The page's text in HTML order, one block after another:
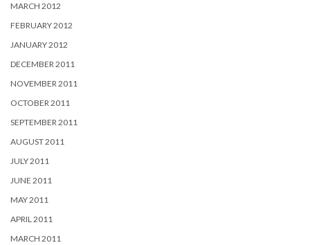
MARCH 2012
FEBRUARY 2012
JANUARY 2012
DECEMBER 2011
NOVEMBER 2011
OCTOBER 2011
SEPTEMBER 2011
AUGUST 2011
JULY 2011
JUNE 2011
MAY 2011
APRIL 2011
MARCH 2011